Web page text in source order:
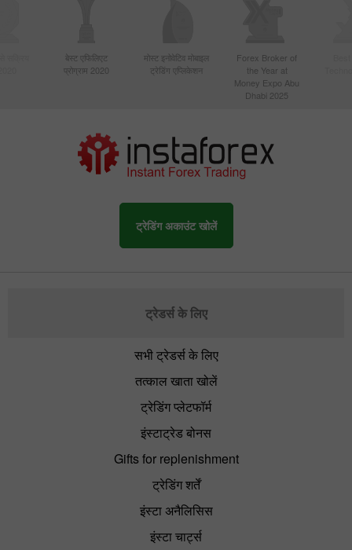
बेस्ट एफिलिएट
प्रोग्राम 2020
मोस्ट इनोवेटिव मोबाइल
ट्रेडिंग एप्लिकेशन
Forex Broker of
the Year at
Money Expo Abu
Dhabi 2025
ट्रेडिंग अकाउंट खोलें
ट्रेडर्स के लिए
सभी ट्रेडर्स के लिए
तत्काल खाता खोलें
ट्रेडिंग प्लेटफॉर्म
इंस्टाट्रेड बोनस
Gifts for replenishment
ट्रेडिंग शर्तें
इंस्टा अनैलिसिस
इंस्टा चार्ट्स